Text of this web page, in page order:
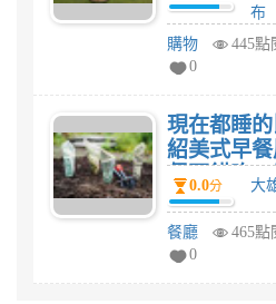
布
購物
445點
0
現在都睡
紹美式早
餐不錯吃
給一下評
0.0分 大
餐廳 465點
0